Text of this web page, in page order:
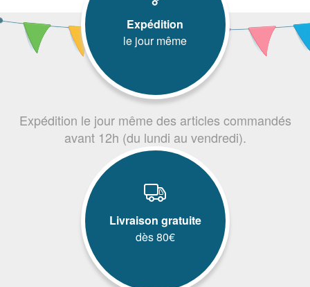
Expédition
le jour même
Expédition le jour même des articles commandés
avant 12h (du lundi au vendredi).
Livraison gratuite
dès 80€